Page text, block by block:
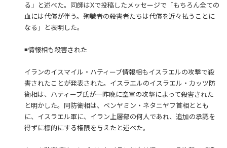
る」と述べた。同師はXで投稿したメッセージで「もちろん全ての
血には代償が伴う。殉職者の殺害者たちは代償を近々払うことに
なる」と表明した。
◾️情報相も殺害された
イランのイスマイル・ハティーブ情報相もイスラエルの攻撃で殺
害されたことが発表された。イスラエルのイスラエル・カッツ防
衛相は、ハティーブ氏が一昨晩に空軍の攻撃によって殺害された
と明かした。同防衛相は、ベンヤミン・ネタニヤフ首相ととも
に、イスラエル軍に、イラン上層部の何人であれ、追加の承認を
得ずに標的にする権限を与えたと述べた。